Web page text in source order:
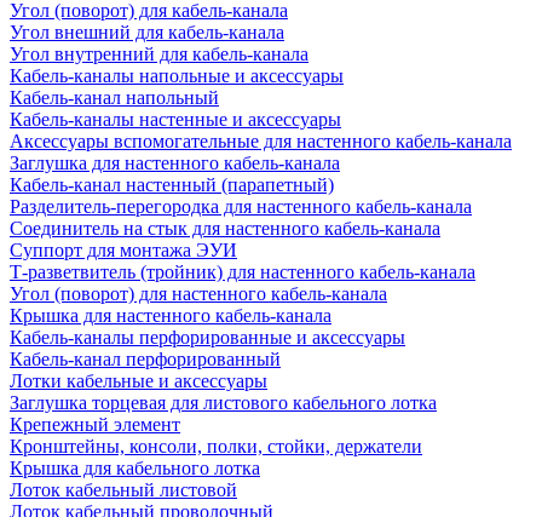
Угол (поворот) для кабель-канала
Угол внешний для кабель-канала
Угол внутренний для кабель-канала
Кабель-каналы напольные и аксессуары
Кабель-канал напольный
Кабель-каналы настенные и аксессуары
Аксессуары вспомогательные для настенного кабель-канала
Заглушка для настенного кабель-канала
Кабель-канал настенный (парапетный)
Разделитель-перегородка для настенного кабель-канала
Соединитель на стык для настенного кабель-канала
Суппорт для монтажа ЭУИ
Т-разветвитель (тройник) для настенного кабель-канала
Угол (поворот) для настенного кабель-канала
Крышка для настенного кабель-канала
Кабель-каналы перфорированные и аксессуары
Кабель-канал перфорированный
Лотки кабельные и аксессуары
Заглушка торцевая для листового кабельного лотка
Крепежный элемент
Кронштейны, консоли, полки, стойки, держатели
Крышка для кабельного лотка
Лоток кабельный листовой
Лоток кабельный проволочный